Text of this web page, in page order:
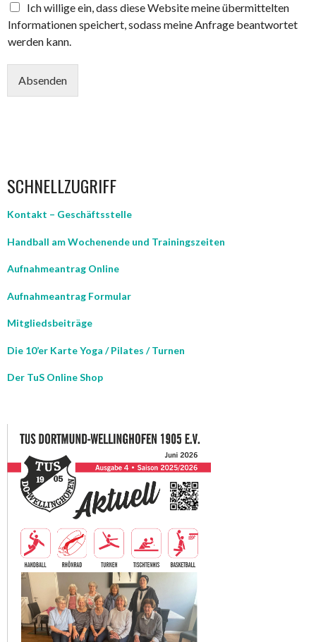
Ich willige ein, dass diese Website meine übermittelten
Informationen speichert, sodass meine Anfrage beantwortet
werden kann.
Absenden
SCHNELLZUGRIFF
Kontakt – Geschäftsstelle
Handball am Wochenende und Trainingszeiten
Aufnahmeantrag Online
Aufnahmeantrag Formular
Mitgliedsbeiträge
Die 10’er Karte Yoga / Pilates / Turnen
Der TuS Online Shop